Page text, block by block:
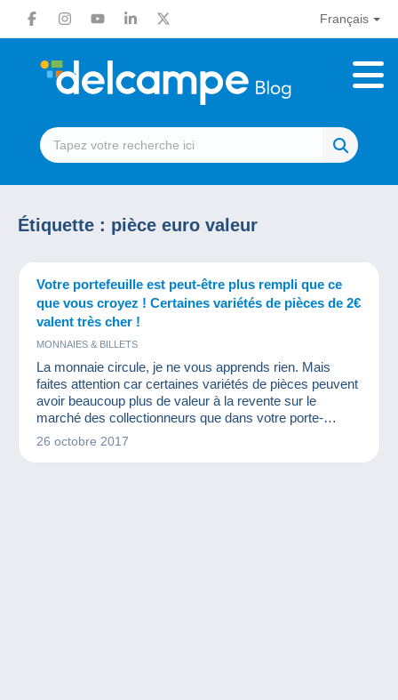
Français
Étiquette : pièce euro valeur
Votre portefeuille est peut-être plus rempli que ce
que vous croyez ! Certaines variétés de pièces de 2€
valent très cher !
MONNAIES & BILLETS
La monnaie circule, je ne vous apprends rien. Mais
faites attention car certaines variétés de pièces peuvent
avoir beaucoup plus de valeur à la revente sur le
marché des collectionneurs que dans votre porte-
monnaie. Lesquelles ? Pourquoi ? Quelques exemples
26 octobre 2017